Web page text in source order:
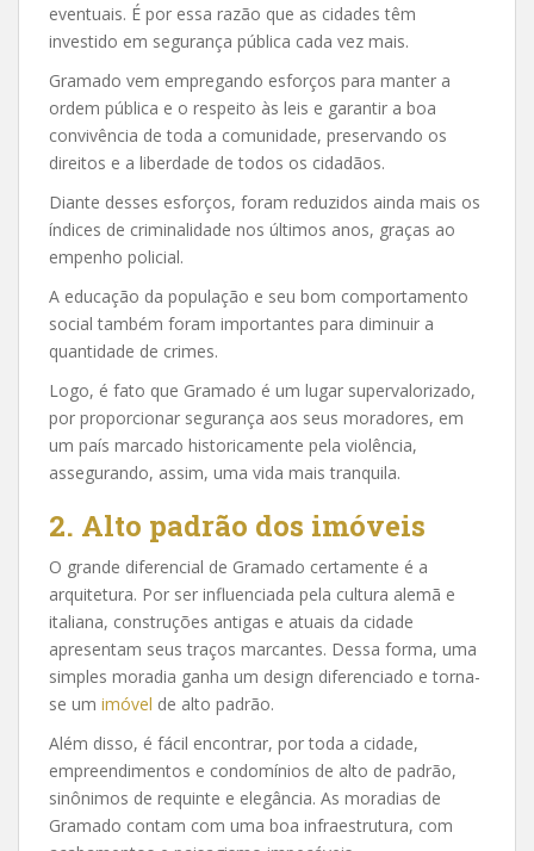
eventuais. É por essa razão que as cidades têm
investido em segurança pública cada vez mais.
Gramado vem empregando esforços para manter a
ordem pública e o respeito às leis e garantir a boa
convivência de toda a comunidade, preservando os
direitos e a liberdade de todos os cidadãos.
Diante desses esforços, foram reduzidos ainda mais os
índices de criminalidade nos últimos anos, graças ao
empenho policial.
A educação da população e seu bom comportamento
social também foram importantes para diminuir a
quantidade de crimes.
Logo, é fato que Gramado é um lugar supervalorizado,
por proporcionar segurança aos seus moradores, em
um país marcado historicamente pela violência,
assegurando, assim, uma vida mais tranquila.
2. Alto padrão dos imóveis
O grande diferencial de Gramado certamente é a
arquitetura. Por ser influenciada pela cultura alemã e
italiana, construções antigas e atuais da cidade
apresentam seus traços marcantes. Dessa forma, uma
simples moradia ganha um design diferenciado e torna-
se um imóvel de alto padrão.
Além disso, é fácil encontrar, por toda a cidade,
empreendimentos e condomínios de alto de padrão,
sinônimos de requinte e elegância. As moradias de
Gramado contam com uma boa infraestrutura, com